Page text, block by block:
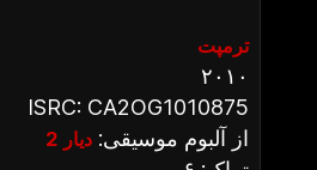
ترمپت
۲۰۱۰
ISRC: CA2OG1010875
از آلبوم موسیقی:دیار 2